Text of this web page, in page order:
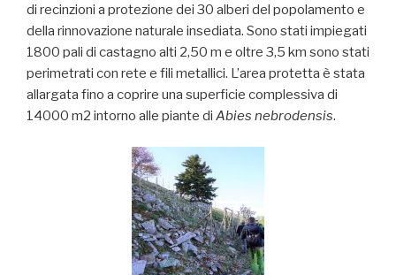
di recinzioni a protezione dei 30 alberi del popolamento e
della rinnovazione naturale insediata. Sono stati impiegati
1800 pali di castagno alti 2,50 m e oltre 3,5 km sono stati
perimetrati con rete e fili metallici. L’area protetta è stata
allargata fino a coprire una superficie complessiva di
14000 m2 intorno alle piante di Abies nebrodensis.